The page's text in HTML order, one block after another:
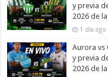
y previa
2026 de
1 día ago
Aurora vs
y previa
2026 de